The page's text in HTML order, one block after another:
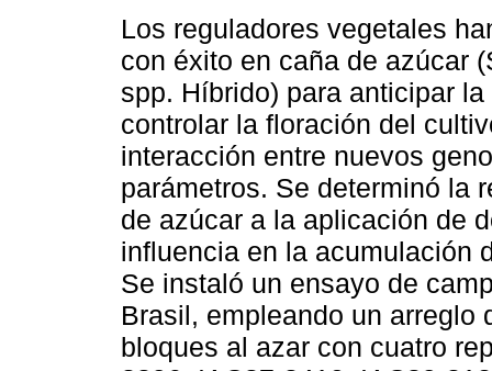
Los reguladores vegetales
con éxito en caña de azúcar
spp. Híbrido) para anticipar
controlar la floración del
interacción entre nuevos
parámetros. Se determinó la
de azúcar a la aplicación de
influencia en la acumulación
Se instaló un ensayo de
Brasil, empleando un arreglo
bloques al azar con cuatro